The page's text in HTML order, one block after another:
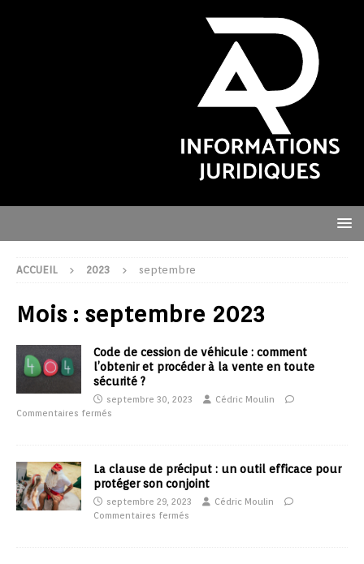
ACCUEIL 2023 septembre
Mois : septembre 2023
Code de cession de véhicule : comment
l’obtenir et procéder à la vente en toute
sécurité ?
septembre 30, 2023
Cédric Moulin
Commentaires fermés
La clause de préciput : un outil efficace pour
protéger son conjoint
septembre 29, 2023
Cédric Moulin
Commentaires fermés